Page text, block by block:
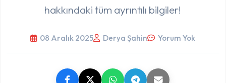
hakkındaki tüm ayrıntılı bilgiler!
08 Aralık 2025 Derya Şahin Yorum Yok